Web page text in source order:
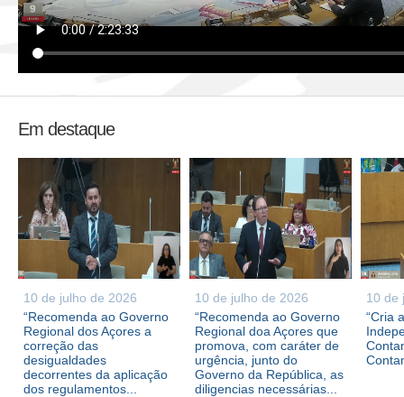
Em destaque
10 de julho de 2026
“Recomenda ao Governo
Regional dos Açores a
correção das
desigualdades
decorrentes da aplicação
dos regulamentos...
10 de julho de 2026
“Recomenda ao Governo
Regional doa Açores que
promova, com caráter de
urgência, junto do
Governo da República, as
diligencias necessárias...
10 de
“Cria